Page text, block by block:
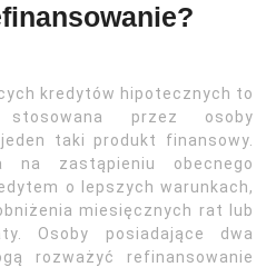
kredytów hipotecznych to
stosowana przez osoby
taki produkt finansowy.
na zastąpieniu obecnego
o lepszych warunkach,
miesięcznych rat lub
Osoby posiadające dwa
rozważyć refinansowanie